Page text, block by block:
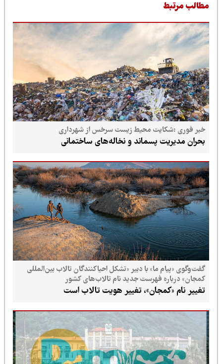
مرتبط
خبر فوری :شکایت محیط زیست سرخس از شهرداری
بحران مدیریت پسماند و نخاله‌های ساختمانی
گفت‌وگوی «پیام ما» با دبیر «تشکل احیاکنندگان تالاب بین‌المللی
کمجان» درباره فهرست جدید نام تالاب‌های کشور
تغییر نام «کمجان»، تغییر هویت تالاب است